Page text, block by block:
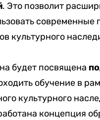
. Это позволит
культурного
будет посвящена
обучение в
культурного
концепция